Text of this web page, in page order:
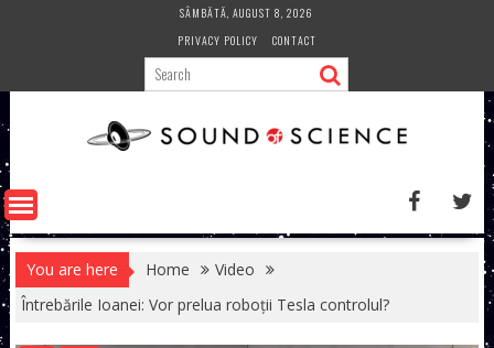
SÂMBĂTĂ, AUGUST 8, 2026
PRIVACY POLICY
CONTACT
You are here Home
Video
Întrebările Ioanei: Vor prelua roboții Tesla controlul?